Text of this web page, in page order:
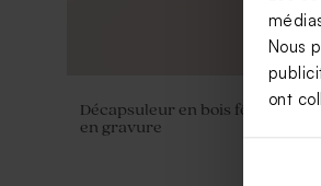
Nous
ont
Décapsuleur en bois fête et
en gravure